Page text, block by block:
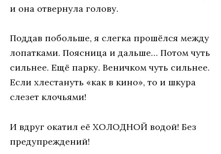
и она отвернула голову.
Поддав побольше, я слегка прошёлся между
лопатками. Поясница и дальше… Потом чуть
сильнее. Ещё парку. Веничком чуть сильнее.
Если хлестануть «как в кино», то и шкура
слезет клочьями!
И вдруг окатил её ХОЛОДНОЙ водой! Без
предупреждений!